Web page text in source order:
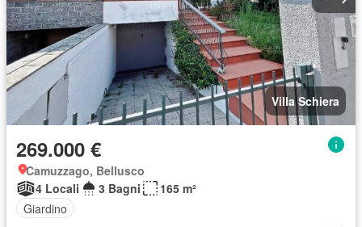
Villa Schiera
269.000 €
Camuzzago, Bellusco
4 Locali
3 Bagni
165 m²
Giardino